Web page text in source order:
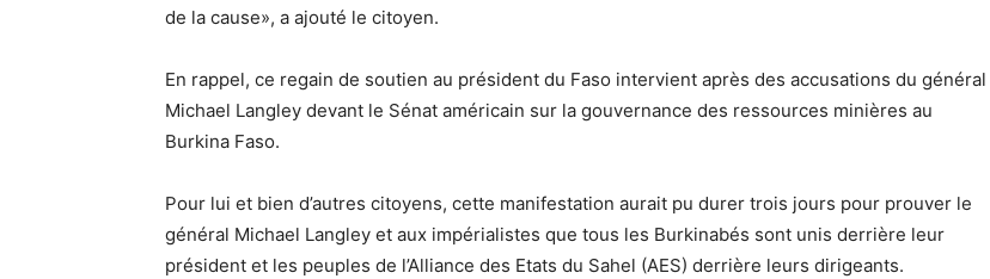
de la cause», a ajouté le citoyen.
En rappel, ce regain de soutien au président du Faso intervient après des accusations du général
Michael Langley devant le Sénat américain sur la gouvernance des ressources minières au
Burkina Faso.
Pour lui et bien d’autres citoyens, cette manifestation aurait pu durer trois jours pour prouver le
général Michael Langley et aux impérialistes que tous les Burkinabés sont unis derrière leur
président et les peuples de l’Alliance des Etats du Sahel (AES) derrière leurs dirigeants.